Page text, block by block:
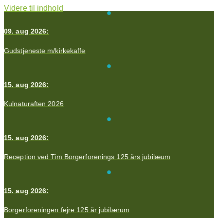
Videre til indhold
09. aug 2026:
Gudstjeneste m/kirkekaffe
15. aug 2026:
Kulnaturaften 2026
15. aug 2026:
Reception ved Tim Borgerforenings 125 års jubilæum
15. aug 2026:
Borgerforeningen fejre 125 år jubilærum